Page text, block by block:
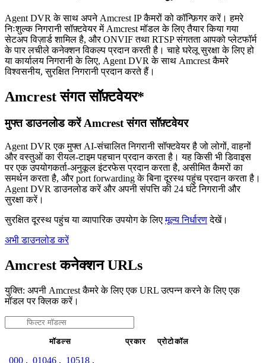
Agent DVR के साथ अपने Amcrest IP कैमरों को कॉन्फ़िगर करें। हमरे
निःशुल्क निगरानी सॉफ़्टवेयर में Amcrest मॉडल के लिए तैयार किया गया
सेटअप विज़ार्ड शामिल है, और ONVIF तथा RTSP संगतता आपको प्लेटफॉर्म
के पार लचीले कनेक्शन विकल्प प्रदान करती है। चाहे घरेलू सुरक्षा के लिए हो
या कार्यालय निगरानी के लिए, Agent DVR के साथ Amcrest कैमरे
विश्वसनीय, सुरक्षित निगरानी प्रदान करते हैं।
Amcrest संगत सॉफ़्टवेयर*
मुफ्त डाउनलोड करें Amcrest संगत सॉफ़्टवेयर
Agent DVR एक मुफ्त AI-संचालित निगरानी सॉफ्टवेयर है जो लोगों, वाहनों
और वस्तुओं का रीयल-टाइम पहचान प्रदान करता है। यह किसी भी डिवाइस
पर एक उपयोगकर्ता-अनुकूल इंटरफेस प्रदान करता है, असीमित कैमरों का
समर्थन करता है, और port forwarding के बिना दूरस्थ पहुंच प्रदान करता है।
Agent DVR डाउनलोड करें और अपनी संपत्ति की 24 घंटे निगरानी और
सुरक्षा करें।
सुरक्षित दूरस्थ पहुंच या व्यापारिक उपयोग के लिएमूल्य निर्धारणदेखें।
अभी डाउनलोड करें
Amcrest कनेक्शन URLs
युक्ति: अपनी Amcrest कैमरे के लिए एक URL उत्पन्न करने के लिए एक
मॉडल पर क्लिक करें।
मॉडल्स प्रकार प्रोटोकॉल
000 , 01046 , 10518 ,